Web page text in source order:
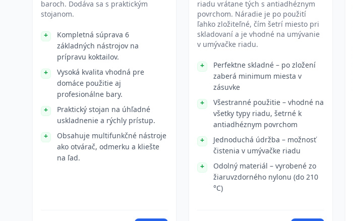
baroch. Dodáva sa s praktickým
stojanom.
Kompletná súprava 6
základných nástrojov na
prípravu koktailov.
Vysoká kvalita vhodná pre
domáce použitie aj
profesionálne bary.
Praktický stojan na úhľadné
uskladnenie a rýchly prístup.
Obsahuje multifunkčné nástroje
ako otvárač, odmerku a kliešte
na ľad.
riadu vrátane tých s antiadhéznym
povrchom. Náradie je po použití
ľahko zložiteľné, čím šetrí miesto pri
skladovaní a je vhodné na umývanie
v umývačke riadu.
Perfektne skladné – po zložení
zaberá minimum miesta v
zásuvke
Všestranné použitie – vhodné na
všetky typy riadu, šetrné k
antiadhéznym povrchom
Jednoduchá údržba – možnosť
čistenia v umývačke riadu
Odolný materiál – vyrobené zo
žiaruvzdorného nylonu (do 210
°C)